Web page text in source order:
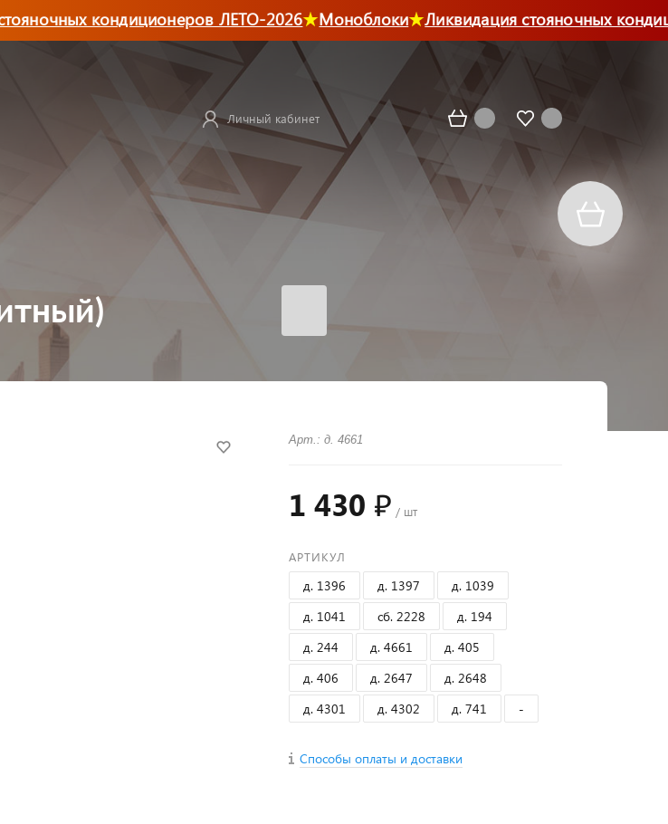
кондиционеров ЛЕТО-2026 Моноблоки Ликвидация стояночных
Личный кабинет
Арт.: д. 4661
1 430 ₽ / шт
АРТИКУЛ
д. 1396 д. 1397
д. 1039
д. 1041
сб. 2228
д. 194
д. 244
д. 4661
д. 405
д. 406
д. 2647
д. 2648
д. 4301
д. 4302 д. 741 -
Способы оплаты и доставки